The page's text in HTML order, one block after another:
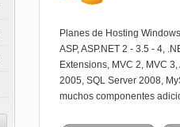
Planes de Hosting
ASP, ASP.NET 2 - 3.5 - 4,
Extensions, MVC 2, MVC
2005, SQL Server 2008,
muchos componentes